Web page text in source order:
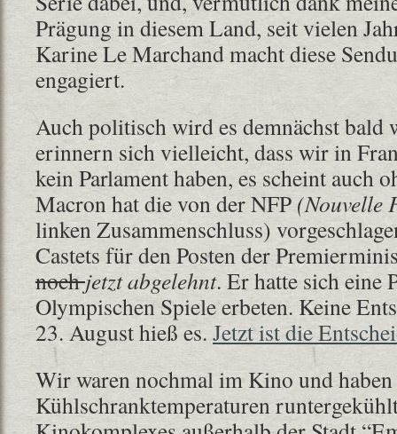
Prägung in diesem Land, seit vielen
Karine Le Marchand macht diese
engagiert.
Auch politisch wird es demnächst bald
erinnern sich vielleicht, dass wir in
kein Parlament haben, es scheint auch
Macron hat die von der NFP (Nouvelle
linken Zusammenschluss)
Castets für den Posten der
nochjetzt abgelehnt. Er hatte sich eine
Olympischen Spiele erbeten. Keine
23. August hieß es. Jetzt ist die
Wir waren nochmal im Kino und
Kühlschranktemperaturen